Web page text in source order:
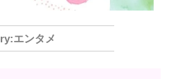
エンタメ